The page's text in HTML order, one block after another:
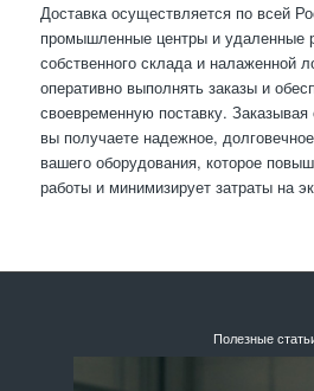
Доставка осуществляется по всей
промышленные центры и удаленные
собственного склада и налаженной
оперативно выполнять заказы и
своевременную поставку.
вы получаете надежное,
вашего оборудования, которое
работы и минимизирует затраты на
Полезные